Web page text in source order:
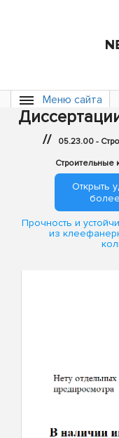
Меню сайта
// 05.23.00 -
Строительные
Открыть
Прочность и
из